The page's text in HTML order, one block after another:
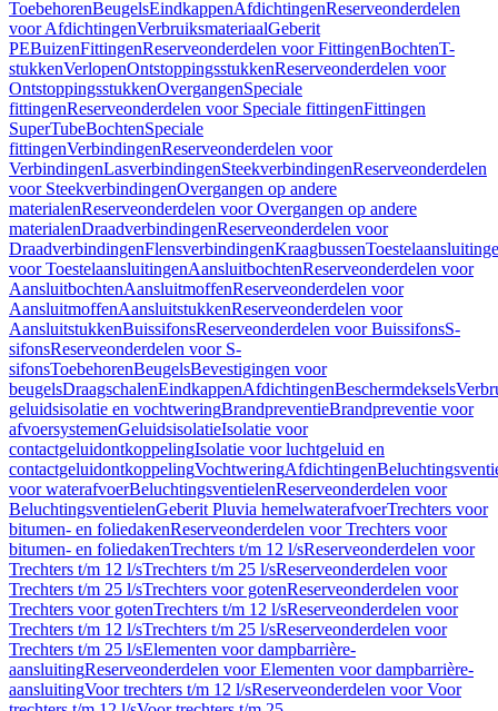
ToebehorenBeugelsEindkappenAfdichtingenReserveonderdelen
voor AfdichtingenVerbruiksmateriaalGeberit
PEBuizenFittingenReserveonderdelen voor FittingenBochtenT-
stukkenVerlopenOntstoppingsstukkenReserveonderdelen voor
OntstoppingsstukkenOvergangenSpeciale
fittingenReserveonderdelen voor Speciale fittingenFittingen
SuperTubeBochtenSpeciale
fittingenVerbindingenReserveonderdelen voor
VerbindingenLasverbindingenSteekverbindingenReserveonderdelen
voor SteekverbindingenOvergangen op andere
materialenReserveonderdelen voor Overgangen op andere
materialenDraadverbindingenReserveonderdelen voor
DraadverbindingenFlensverbindingenKraagbussen
voor ToestelaansluitingenAansluitbochtenReserveonderdelen voor
AansluitbochtenAansluitmoffenReserveonderdelen voor
AansluitmoffenAansluitstukkenReserveonderdelen voor
AansluitstukkenBuissifonsReserveonderdelen voor BuissifonsS-
sifonsReserveonderdelen voor S-
sifonsToebehorenBeugelsBevestigingen voor
beugelsDraagschalenEindkappenAfdichtingenBeschermdeksels
geluidsisolatie en vochtweringBrandpreventieBrandpreventie voor
afvoersystemenGeluidsisolatieIsolatie voor
contactgeluidontkoppelingIsolatie voor luchtgeluid en
contactgeluidontkoppelingVochtweringAfdichtingen
voor waterafvoerBeluchtingsventielenReserveonderdelen voor
BeluchtingsventielenGeberit Pluvia hemelwaterafvoerTrechters voor
bitumen- en foliedakenReserveonderdelen voor Trechters voor
bitumen- en foliedakenTrechters t/m 12 l/sReserveonderdelen voor
Trechters t/m 12 l/sTrechters t/m 25 l/sReserveonderdelen voor
Trechters t/m 25 l/sTrechters voor gotenReserveonderdelen voor
Trechters voor gotenTrechters t/m 12 l/sReserveonderdelen voor
Trechters t/m 12 l/sTrechters t/m 25 l/sReserveonderdelen voor
Trechters t/m 25 l/sElementen voor dampbarrière-
aansluitingReserveonderdelen voor Elementen voor dampbarrière-
aansluitingVoor trechters t/m 12 l/sReserveonderdelen voor Voor